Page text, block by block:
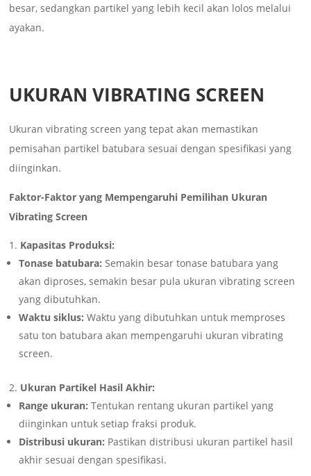
besar, sedangkan partikel yang lebih kecil akan lolos melalui
ayakan.
UKURAN VIBRATING SCREEN
Ukuran vibrating screen yang tepat akan memastikan
pemisahan partikel batubara sesuai dengan spesifikasi yang
diinginkan.
Faktor-Faktor yang Mempengaruhi Pemilihan Ukuran
Vibrating Screen
Kapasitas Produksi:
Tonase batubara: Semakin besar tonase batubara yang
akan diproses, semakin besar pula ukuran vibrating screen
yang dibutuhkan.
Waktu siklus: Waktu yang dibutuhkan untuk memproses
satu ton batubara akan mempengaruhi ukuran vibrating
screen.
Ukuran Partikel Hasil Akhir:
Range ukuran: Tentukan rentang ukuran partikel yang
diinginkan untuk setiap fraksi produk.
Distribusi ukuran: Pastikan distribusi ukuran partikel hasil
akhir sesuai dengan spesifikasi.